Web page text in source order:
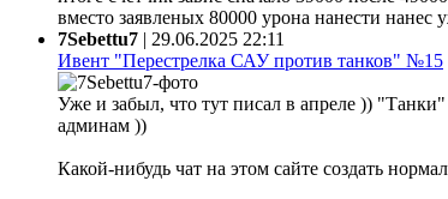
вместо заявленых 80000 урона нанести нанес
7Sebettu7 | 29.06.2025 22:11
Ивент "Перестрелка САУ против танков" №15
Уже и забыл, что тут писал в апреле ))
админам ))
Какой-нибудь чат на этом сайте создать